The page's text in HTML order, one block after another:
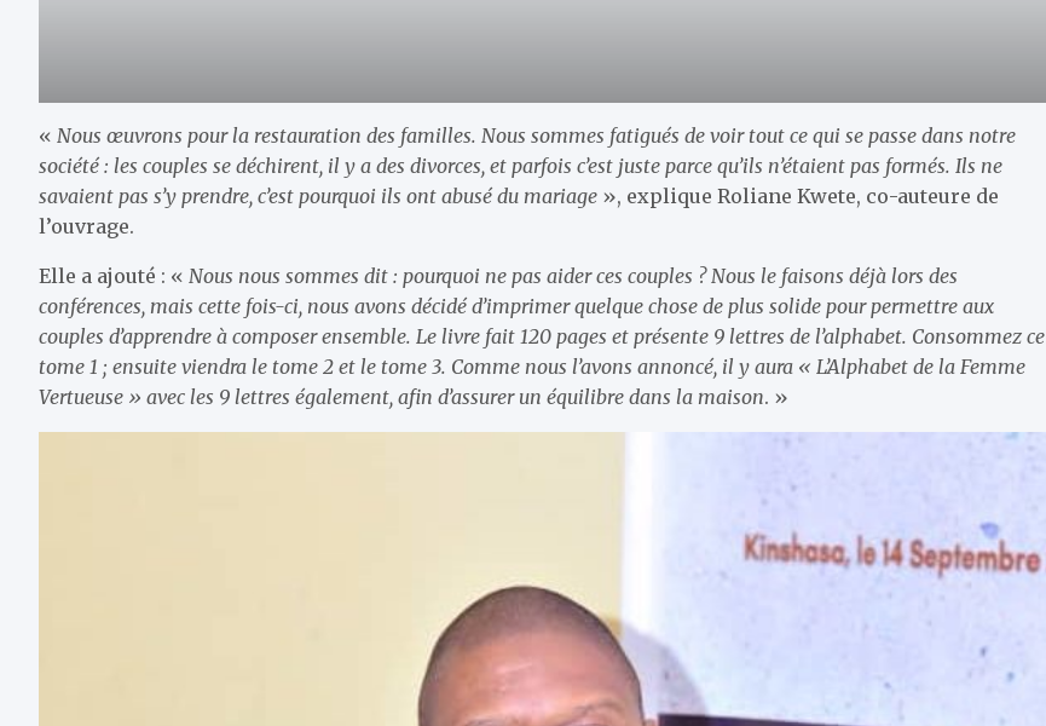
« Nous œuvrons pour la restauration des familles. Nous sommes fatigués de voir tout ce qui se passe dans notre
société : les couples se déchirent, il y a des divorces, et parfois c’est juste parce qu’ils n’étaient pas formés. Ils ne
savaient pas s’y prendre, c’est pourquoi ils ont abusé du mariage », explique Roliane Kwete, co-auteure de
l’ouvrage.
Elle a ajouté : « Nous nous sommes dit : pourquoi ne pas aider ces couples ? Nous le faisons déjà lors des
conférences, mais cette fois-ci, nous avons décidé d’imprimer quelque chose de plus solide pour permettre aux
couples d’apprendre à composer ensemble. Le livre fait 120 pages et présente 9 lettres de l’alphabet. Consommez ce
tome 1 ; ensuite viendra le tome 2 et le tome 3. Comme nous l’avons annoncé, il y aura « L’Alphabet de la Femme
Vertueuse » avec les 9 lettres également, afin d’assurer un équilibre dans la maison. »